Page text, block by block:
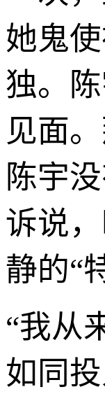
她鬼
独。
见面
陈宇
诉说
静的“
“我从
如同